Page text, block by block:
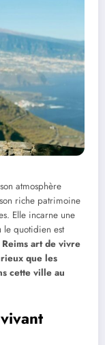
atmosphère
riche patrimoine
Elle incarne une
le quotidien est
Reims art de vivre
que les
cette ville au